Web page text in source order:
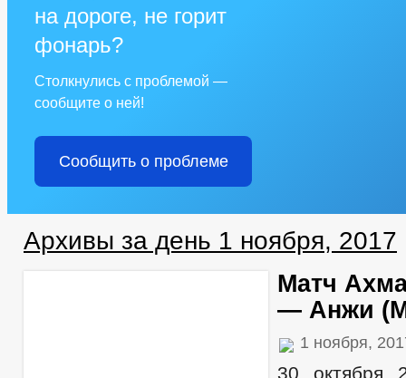
на дороге, не горит
фонарь?
Столкнулись с проблемой —
сообщите о ней!
Сообщить о проблеме
Архивы за день 1 ноября, 2017
Матч
— Анжи
1 ноября,
30 октября